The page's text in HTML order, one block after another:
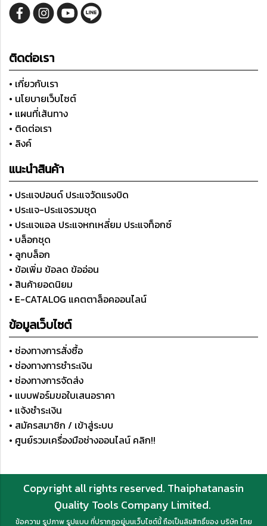
ติดต่อเรา
• เกี่ยวกับเรา
• นโยบายเว็บไซต์
• แผนที่เส้นทาง
• ติดต่อเรา
• ลิงค์
แนะนำสินค้า
• ประแจปอนด์ ประแจวัดแรงบิด
• ประแจ-ประแจรวมชุด
• ประแจแอล ประแจหกเหลี่ยม ประแจท็อกซ์
• บล็อกชุด
• ลูกบล็อก
• ข้อเพิ่ม ข้อลด ข้ออ่อน
• สินค้ายอดนิยม
• E-CATALOG แคตตาล็อคออนไลน์
ข้อมูลเว็บไซต์
• ช่องทางการสั่งซื้อ
• ช่องทางการชำระเงิน
• ช่องทางการจัดส่ง
• แบบฟอร์มขอใบเสนอราคา
• แจ้งชำระเงิน
• สมัครสมาชิก / เข้าสู่ระบบ
• ศูนย์รวมเครื่องมือช่างออนไลน์ คลิก!!
Copyright all rights reserved. Thaiphatanasin
Quality Tools Company Limited.
ข้อความ รูปภาพ รูปแบบ ที่ปรากฏอยู่บนเว็บไซต์นี้ ถือเป็นลิขสิทธิ์ของ บริษัท ไทย